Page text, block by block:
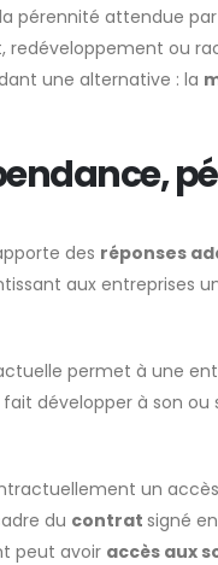
pérennité attendue
ou
une alternative : la
des réponses
aux entreprises
permet à une
développer à son
un
du contrat signé
peut avoir accès aux